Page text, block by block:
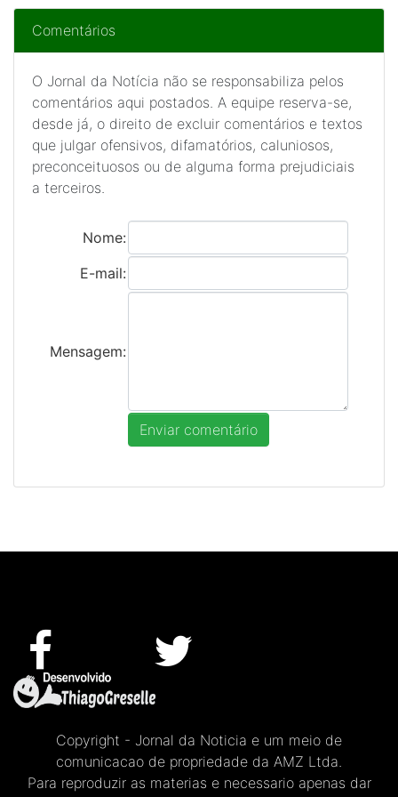
Comentários
O Jornal da Notícia não se responsabiliza pelos
comentários aqui postados. A equipe reserva-se,
desde já, o direito de excluir comentários e textos
que julgar ofensivos, difamatórios, caluniosos,
preconceituosos ou de alguma forma prejudiciais
a terceiros.
Nome:
E-mail:
Mensagem:
Copyright - Jornal da Noticia e um meio de
comunicacao de propriedade da AMZ Ltda.
Para reproduzir as materias e necessario apenas dar